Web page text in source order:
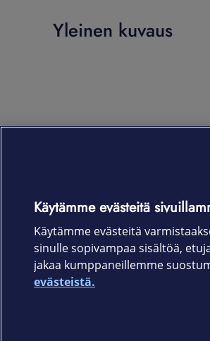
Yleinen kuvaus
Käytämme evästeitä
Käytämme evästeitä
sinulle sopivampaa sisältöä,
jakaa kumppaneillemme
evästeistä.